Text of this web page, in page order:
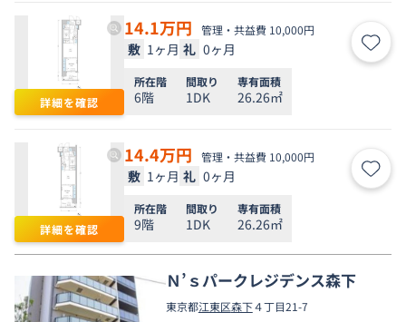
詳細を確認
14.1万円 管理・共益費 10,000円
敷 1ヶ月 礼 0ヶ月 お気
所在階
6階
間取り
1DK
専有面積
26.26㎡
詳細を確認
14.4万円 管理・共益費 10,000円
敷 1ヶ月 礼 0ヶ月 お気
所在階
9階
間取り
1DK
専有面積
26.26㎡
Ｎ’ｓパークレジデンス森下
東京都江東区森下４丁目21-7